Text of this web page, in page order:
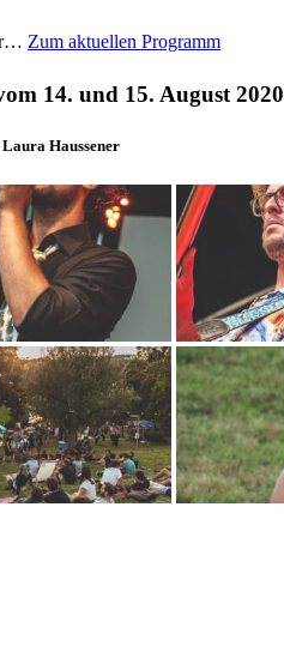
Zum aktuellen Programm
14. und 15. August 2020
Laura Haussener